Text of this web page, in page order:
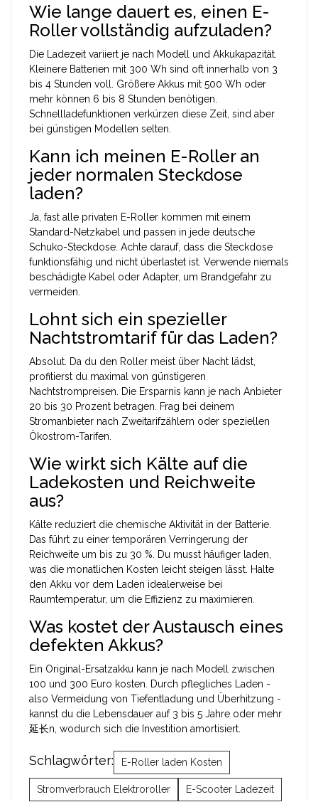
Wie lange dauert es, einen E-
Roller vollständig aufzuladen?
Die Ladezeit variiert je nach Modell und Akkukapazität.
Kleinere Batterien mit 300 Wh sind oft innerhalb von 3
bis 4 Stunden voll. Größere Akkus mit 500 Wh oder
mehr können 6 bis 8 Stunden benötigen.
Schnellladefunktionen verkürzen diese Zeit, sind aber
bei günstigen Modellen selten.
Kann ich meinen E-Roller an
jeder normalen Steckdose
laden?
Ja, fast alle privaten E-Roller kommen mit einem
Standard-Netzkabel und passen in jede deutsche
Schuko-Steckdose. Achte darauf, dass die Steckdose
funktionsfähig und nicht überlastet ist. Verwende niemals
beschädigte Kabel oder Adapter, um Brandgefahr zu
vermeiden.
Lohnt sich ein spezieller
Nachtstromtarif für das Laden?
Absolut. Da du den Roller meist über Nacht lädst,
profitierst du maximal von günstigeren
Nachtstrompreisen. Die Ersparnis kann je nach Anbieter
20 bis 30 Prozent betragen. Frag bei deinem
Stromanbieter nach Zweitarifzählern oder speziellen
Ökostrom-Tarifen.
Wie wirkt sich Kälte auf die
Ladekosten und Reichweite
aus?
Kälte reduziert die chemische Aktivität in der Batterie.
Das führt zu einer temporären Verringerung der
Reichweite um bis zu 30 %. Du musst häufiger laden,
was die monatlichen Kosten leicht steigen lässt. Halte
den Akku vor dem Laden idealerweise bei
Raumtemperatur, um die Effizienz zu maximieren.
Was kostet der Austausch eines
defekten Akkus?
Ein Original-Ersatzakku kann je nach Modell zwischen
100 und 300 Euro kosten. Durch pflegliches Laden -
also Vermeidung von Tiefentladung und Überhitzung -
kannst du die Lebensdauer auf 3 bis 5 Jahre oder mehr
延长n, wodurch sich die Investition amortisiert.
Schlagwörter: E-Roller laden Kosten
Stromverbrauch Elektroroller E-Scooter Ladezeit